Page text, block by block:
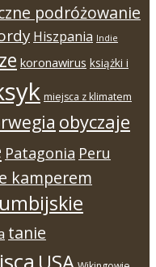
podróżowanie
Hiszpania Indie
koronawirus książki i
miejsca z klimatem
obyczaje
Patagonia Peru
kamperem
tanie